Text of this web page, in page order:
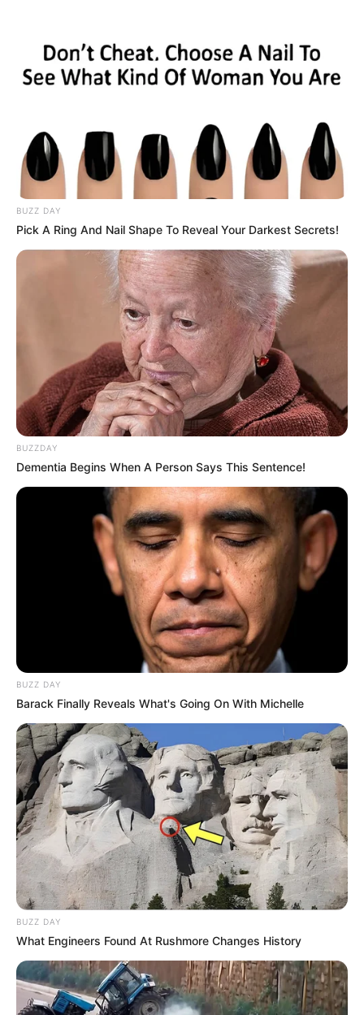
BUZZ DAY
Pick A Ring And Nail Shape To Reveal Your Darkest Secrets!
BUZZDAY
Dementia Begins When A Person Says This Sentence!
BUZZ DAY
Barack Finally Reveals What's Going On With Michelle
BUZZ DAY
What Engineers Found At Rushmore Changes History